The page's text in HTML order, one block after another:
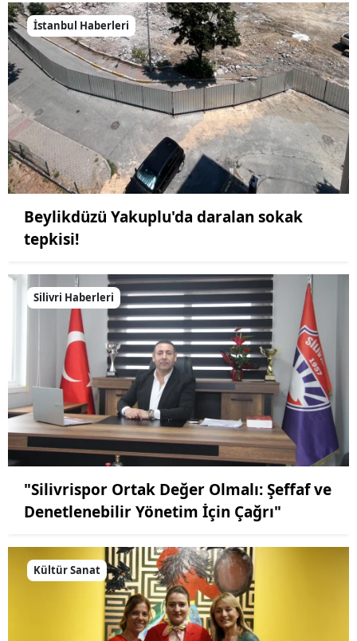
İstanbul Haberleri
Beylikdüzü Yakuplu'da daralan sokak
tepkisi!
Silivri Haberleri
"Silivrispor Ortak Değer Olmalı: Şeffaf ve
Denetlenebilir Yönetim İçin Çağrı"
Kültür Sanat